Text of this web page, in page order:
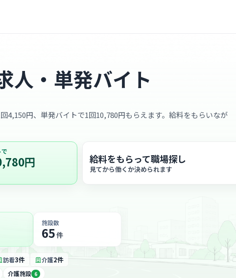
人・単発バイト
4,150円、単発バイトで1回10,780円もらえます。給料をもらいなが
円 給料をもらって職場探し
見てから働くか決められます
施設数
65件
訪看3件 介護2件
介護施設 6